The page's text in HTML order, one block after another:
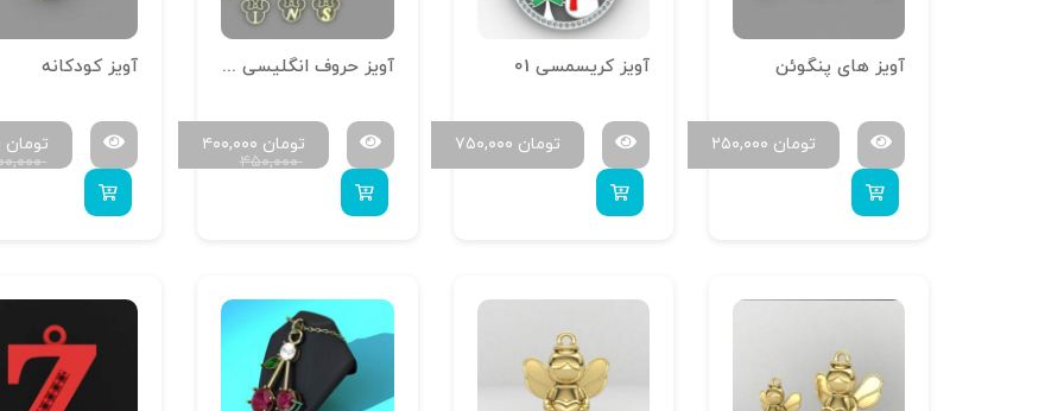
آویز های پنگوئن
۲۵۰,۰۰۰ تومان
آویز کریسمسی 01
۷۵۰,۰۰۰ تومان
آویز حروف انگلیسی مینی موس
۴۵۰,۰۰۰
۴۰۰,۰۰۰ تومان
آویز کودکانه
تومان